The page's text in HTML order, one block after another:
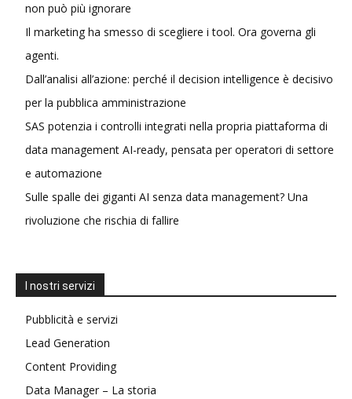
non può più ignorare
Il marketing ha smesso di scegliere i tool. Ora governa gli
agenti.
Dall’analisi all’azione: perché il decision intelligence è decisivo
per la pubblica amministrazione
SAS potenzia i controlli integrati nella propria piattaforma di
data management AI-ready, pensata per operatori di settore
e automazione
Sulle spalle dei giganti AI senza data management? Una
rivoluzione che rischia di fallire
I nostri servizi
Pubblicità e servizi
Lead Generation
Content Providing
Data Manager – La storia